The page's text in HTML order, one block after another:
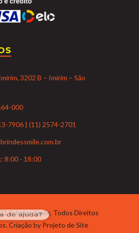
3202 B – Imirim – São
000
7906 | (11) 2574-2701
8:00 - 18:00
Brindes Smile. Todos Direitos
Criação by Projeto de Site
de ajuda?